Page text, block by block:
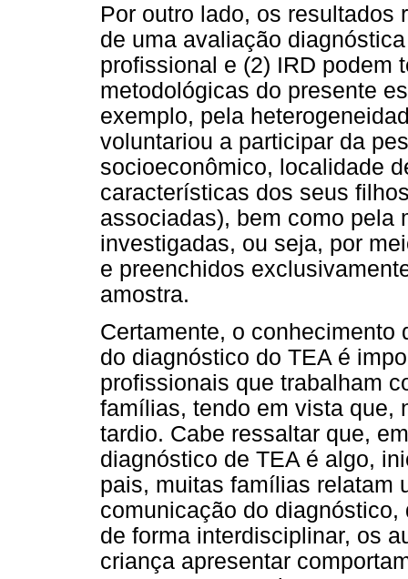
Por outro lado, os resultados
de uma avaliação
profissional e (2) IRD podem
metodológicas do presente
exemplo, pela
voluntariou a participar da
socioeconômico, localidade
características dos seus
associadas), bem como pela
investigadas, ou seja, por
e preenchidos
amostra.
Certamente, o conhecimento
do diagnóstico do TEA é
profissionais que trabalham
famílias, tendo em vista que,
tardio. Cabe ressaltar que,
diagnóstico de TEA é algo,
pais, muitas famílias relatam
comunicação do
de forma interdisciplinar, os
criança apresentar